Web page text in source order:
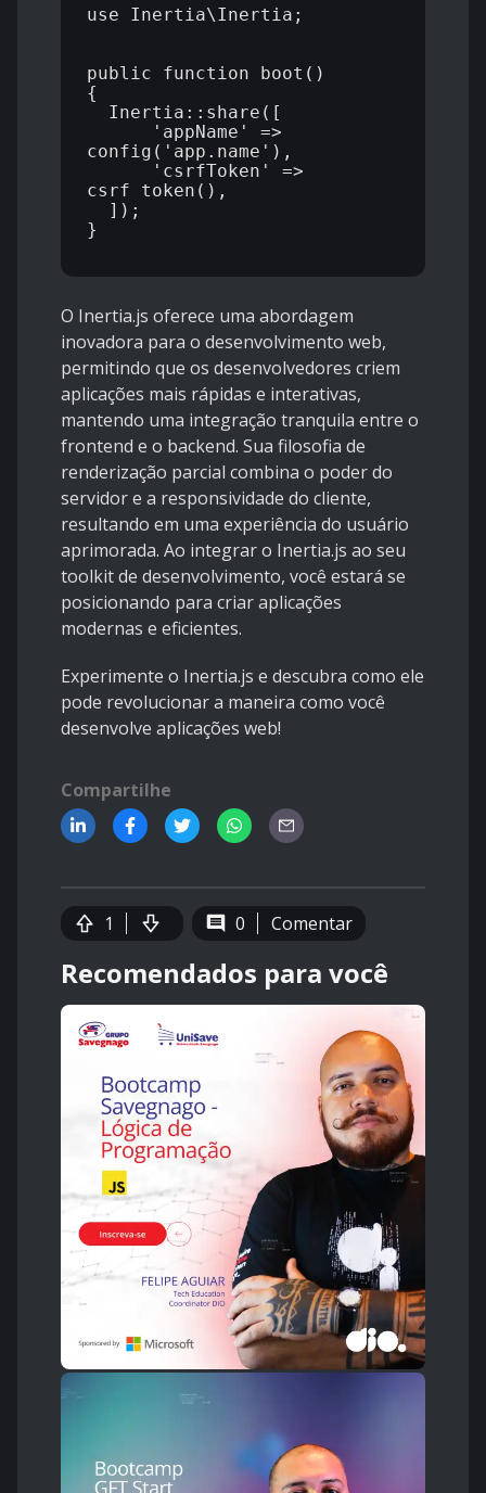
use Inertia\Inertia;
public function boot()
{
Inertia::share([
'appName' =>
config('app.name'),
'csrfToken' =>
csrf_token(),
]);
}
O Inertia.js oferece uma abordagem
inovadora para o desenvolvimento web,
permitindo que os desenvolvedores criem
aplicações mais rápidas e interativas,
mantendo uma integração tranquila entre o
frontend e o backend. Sua filosofia de
renderização parcial combina o poder do
servidor e a responsividade do cliente,
resultando em uma experiência do usuário
aprimorada. Ao integrar o Inertia.js ao seu
toolkit de desenvolvimento, você estará se
posicionando para criar aplicações
modernas e eficientes.
Experimente o Inertia.js e descubra como ele
pode revolucionar a maneira como você
desenvolve aplicações web!
Compartilhe
1 0 Comentar
Recomendados para você